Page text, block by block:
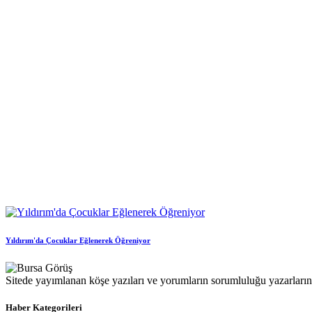
Yıldırım'da Çocuklar Eğlenerek Öğreniyor
Sitede yayımlanan köşe yazıları ve yorumların sorumluluğu
Haber Kategorileri